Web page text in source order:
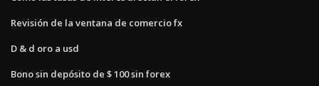
Revisión de la ventana de comercio fx
D & d oro a usd
Bono sin depósito de $ 100 sin forex